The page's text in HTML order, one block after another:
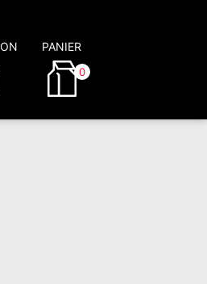
PANIER
0